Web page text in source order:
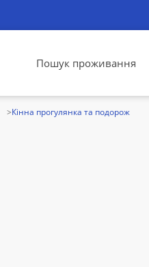
Пошук проживання
Кінна прогулянка та подорож